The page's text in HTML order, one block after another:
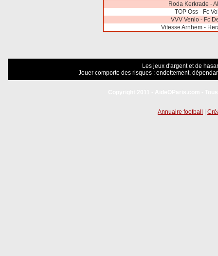
Roda Kerkrade -
TOP Oss - Fc
VVV Venlo - Fc
Vitesse Arnhem -
Les jeux d'argent et de
Jouer comporte des risques : endettement,
Annuaire football